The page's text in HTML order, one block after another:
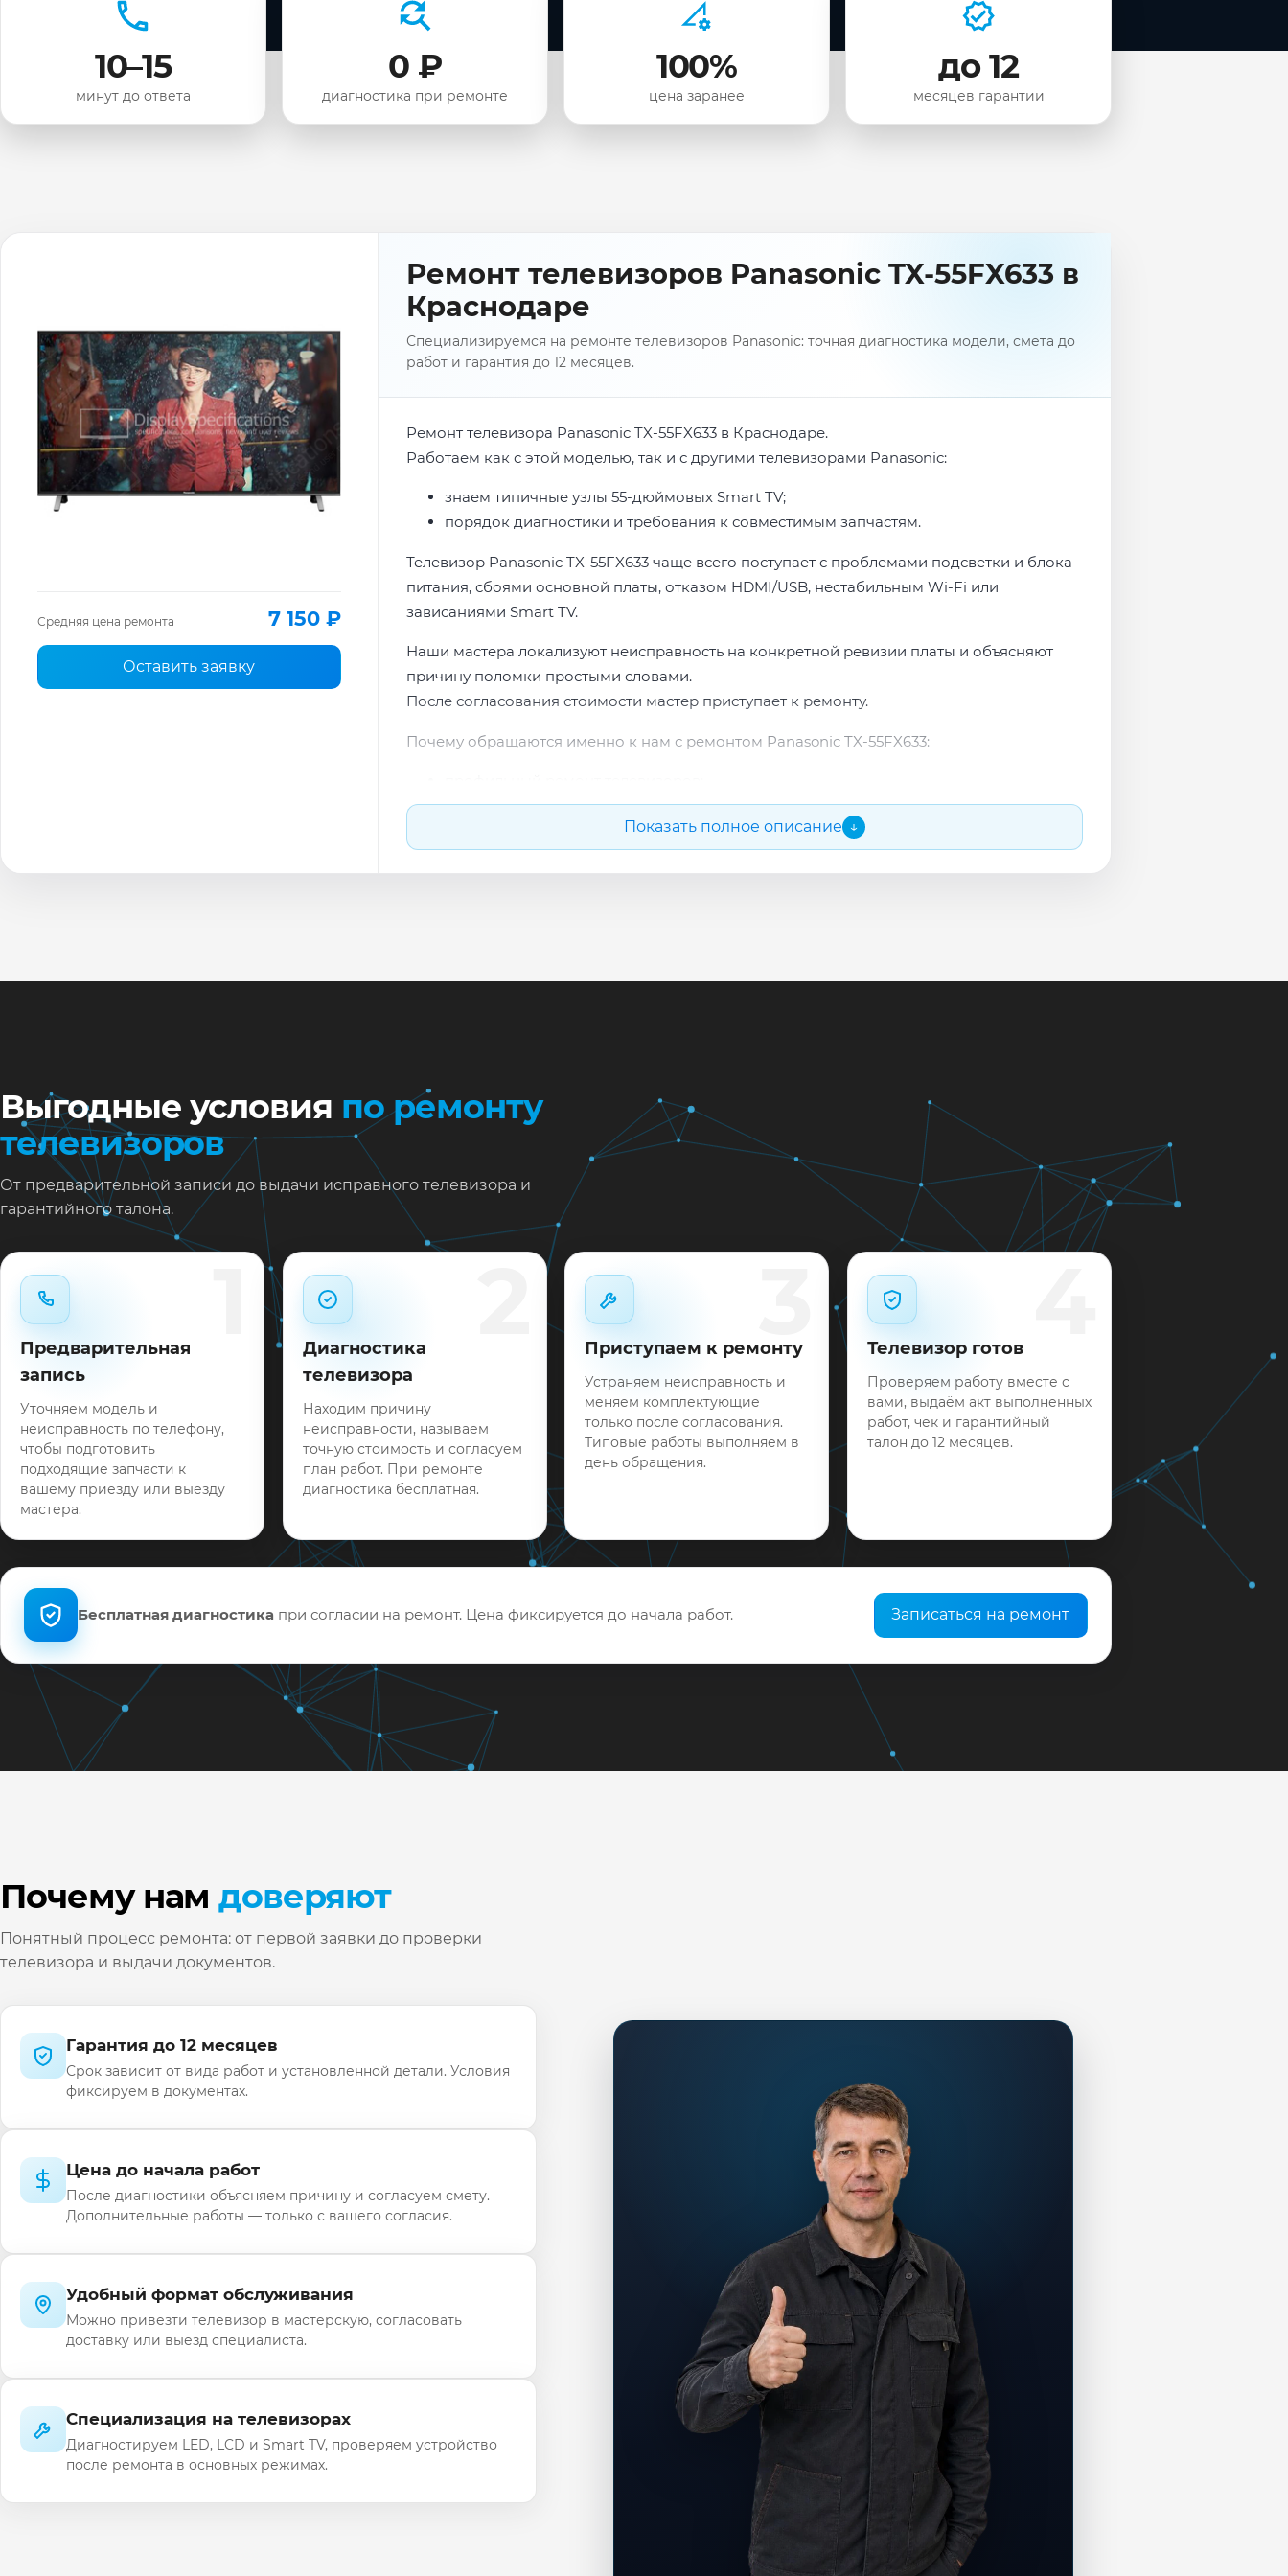
10–15
минут до ответа
0 ₽
диагностика при ремонте
100%
цена заранее
до 12
месяцев гарантии
Средняя цена ремонта 7 150 ₽
Оставить заявку
Ремонт телевизоров Panasonic TX-55FX633 в
Краснодаре
Специализируемся на ремонте телевизоров Panasonic: точная диагностика модели, смета до
работ и гарантия до 12 месяцев.
Ремонт телевизора Panasonic TX-55FX633 в Краснодаре.
Работаем как с этой моделью, так и с другими телевизорами Panasonic:
знаем типичные узлы 55-дюймовых Smart TV;
порядок диагностики и требования к совместимым запчастям.
Телевизор Panasonic TX-55FX633 чаще всего поступает с проблемами подсветки и блока
питания, сбоями основной платы, отказом HDMI/USB, нестабильным Wi-Fi или
зависаниями Smart TV.
Наши мастера локализуют неисправность на конкретной ревизии платы и объясняют
причину поломки простыми словами.
После согласования стоимости мастер приступает к ремонту.
Почему обращаются именно к нам с ремонтом Panasonic TX-55FX633:
опыт по бренду Panasonic;
прозрачная смета до начала работ;
подбор проверенных комплектующих.
Оставьте заявку или позвоните: укажите симптомы — подскажем ориентир по сроку и
Показать полное описание ↓
Выгодные условия по ремонту
телевизоров
От предварительной записи до выдачи исправного телевизора и
гарантийного талона.
Предварительная
запись
Уточняем модель и
неисправность по телефону,
чтобы подготовить
подходящие запчасти к
вашему приезду или выезду
мастера.
Диагностика
телевизора
Находим причину
неисправности, называем
точную стоимость и согласуем
план работ. При ремонте
диагностика бесплатная.
Приступаем к ремонту
Устраняем неисправность и
меняем комплектующие
только после согласования.
Типовые работы выполняем в
день обращения.
Телевизор готов
Проверяем работу вместе с
вами, выдаём акт выполненных
работ, чек и гарантийный
талон до 12 месяцев.
Бесплатная диагностика при согласии на ремонт. Цена фиксируется до начала работ. Записаться на ремонт
Почему намдоверяют
Понятный процесс ремонта: от первой заявки до проверки
телевизора и выдачи документов.
Гарантия до 12 месяцев
Срок зависит от вида работ и установленной детали. Условия
фиксируем в документах.
Цена до начала работ
После диагностики объясняем причину и согласуем смету.
Дополнительные работы — только с вашего согласия.
Удобный формат обслуживания
Можно привезти телевизор в мастерскую, согласовать
доставку или выезд специалиста.
Специализация на телевизорах
Диагностируем LED, LCD и Smart TV, проверяем устройство
после ремонта в основных режимах.